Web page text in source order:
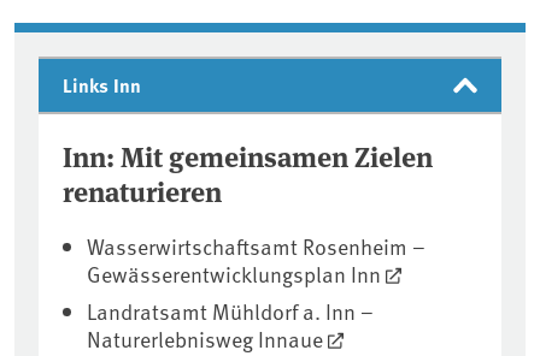
Links Inn
Inn: Mit gemeinsamen Zielen
renaturieren
Wasserwirtschaftsamt Rosenheim –
Gewässerentwicklungsplan Inn
Landratsamt Mühldorf a. Inn –
Naturerlebnisweg Innaue